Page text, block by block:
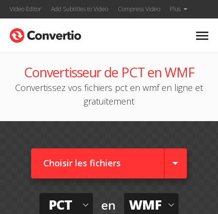
Video Editor Add Subtitles to Video Compress Video Plus
Convertisseur de PCT en WMF
Convertissez vos fichiers pct en wmf en ligne et
gratuitement
Choisir les fichiers
PCT en WMF